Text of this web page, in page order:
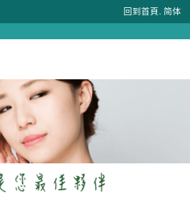
回到首頁. 简体